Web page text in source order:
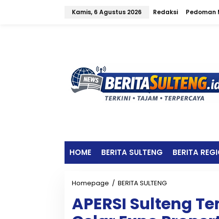
Kamis, 6 Agustus 2026 Redaksi Pedoman
HOME BERITA SULTENG BERITA
Homepage / BERITA SULTENG
E
R
APERSI Sulteng